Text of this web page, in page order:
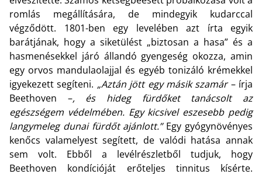
romlás megállítására, de mindegyik kudarccal
végződött. 1801-ben egy levelében azt írta egyik
barátjának, hogy a siketülést „biztosan a hasa” és a
hasmenésekkel járó állandó gyengeség okozza, amin
egy orvos mandulaolajjal és egyéb tonizáló krémekkel
igyekezett segíteni. „Aztán jött egy másik szamár– írja
Beethoven –, és hideg fürdőket tanácsolt az
egészségem védelmében. Egy kicsivel eszesebb pedig
langymeleg dunai fürdőt ajánlott.”Egy gyógynövényes
kenőcs valamelyest segített, de valódi hatása annak
sem volt. Ebből a levélrészletből tudjuk, hogy
Beethoven kondícióját erőteljes tinnitus kísérte.